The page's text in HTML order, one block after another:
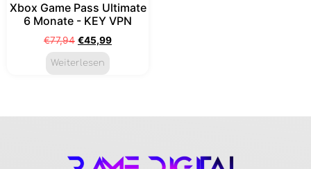
Xbox Game Pass Ultimate
6 Monate - KEY VPN
€77,94 €45,99
Weiterlesen